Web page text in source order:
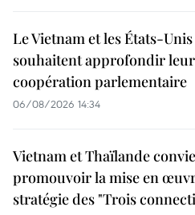
Le Vietnam et les États-Unis
souhaitent approfondir leur
coopération parlementaire
06/08/2026 14:34
Vietnam et Thaïlande
promouvoir la mise en
stratégie des "Trois